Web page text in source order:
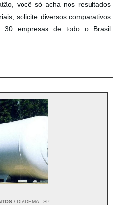
você só acha nos resultados
solicite diversos comparativos
30 empresas de todo o Brasil
/ DIADEMA - SP